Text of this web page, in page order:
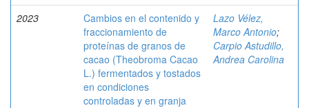
2023
Cambios en el contenido y
fraccionamiento de
proteínas de granos de
cacao (Theobroma Cacao
L.) fermentados y tostados
en condiciones
controladas y en granja
Lazo Vélez,
Marco Antonio;
Carpio Astudillo,
Andrea Carolina